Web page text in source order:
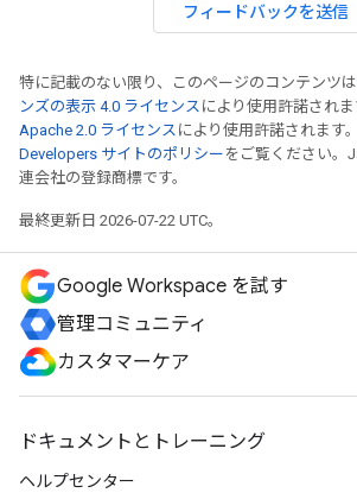
フィードバックを送信
特に記載のない限り、このページのコンテンツは
ンズの表示 4.0 ライセンス により使用許諾され
Apache 2.0 ライセンス により使用許諾されます
Developers サイトのポリシー をご覧ください。
連会社の登録商標です。
最終更新日 2026-07-22 UTC。
Google Workspace を試す
管理コミュニティ
カスタマーケア
ドキュメントとトレーニング
ヘルプセンター